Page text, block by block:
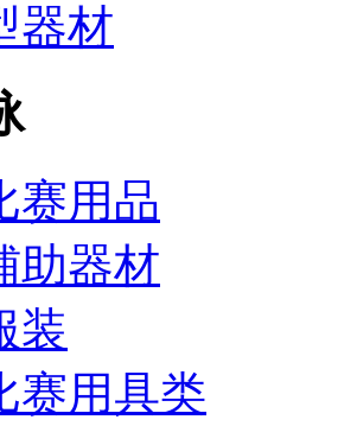
器材
赛用品
助器材
装
赛用具类